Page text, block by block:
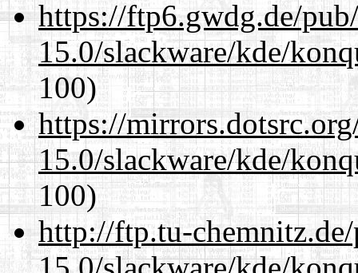
https://ftp6.gwdg.de/
15.0/slackware/kde/
100)
https://
15.0/slackware/kde/
100)
http://ftp.tu-